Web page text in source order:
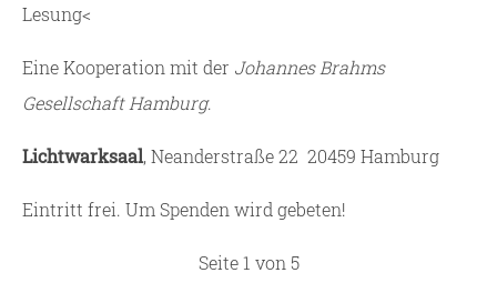
Lesung<
Eine Kooperation mit der Johannes Brahms
Gesellschaft Hamburg.
Lichtwarksaal, Neanderstraße 22 20459 Hamburg
Eintritt frei. Um Spenden wird gebeten!
Seite 1 von 5